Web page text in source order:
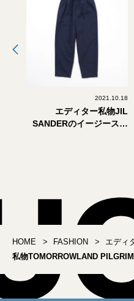
2021.10.18
エディター私物JIL
SANDERのイージースラ
HOME FASHION エディ
私物TOMORROWLAND